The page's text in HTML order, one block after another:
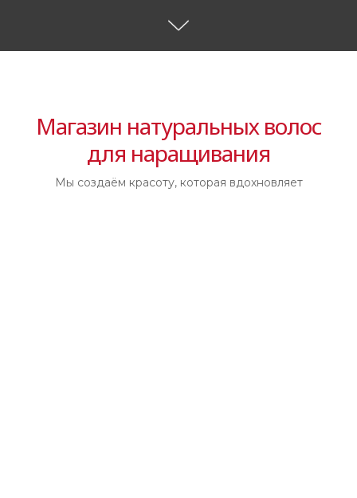
Магазин натуральных волос
для наращивания
Мы создаём красоту, которая вдохновляет